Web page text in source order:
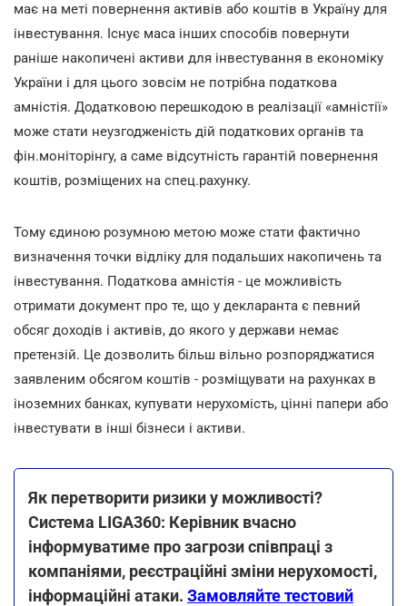
має на меті повернення активів або коштів в Україну для
інвестування. Існує маса інших способів повернути
раніше накопичені активи для інвестування в економіку
України і для цього зовсім не потрібна податкова
амністія. Додатковою перешкодою в реалізації «амністії»
може стати неузгодженість дій податкових органів та
фін.моніторінгу, а саме відсутність гарантій повернення
коштів, розміщених на спец.рахунку.
Тому єдиною розумною метою може стати фактично
визначення точки відліку для подальших накопичень та
інвестування. Податкова амністія - це можливість
отримати документ про те, що у декларанта є певний
обсяг доходів і активів, до якого у держави немає
претензій. Це дозволить більш вільно розпоряджатися
заявленим обсягом коштів - розміщувати на рахунках в
іноземних банках, купувати нерухомість, цінні папери або
інвестувати в інші бізнеси і активи.
Як перетворити ризики у можливості?
Система LIGA360: Керівник вчасно
інформуватиме про загрози співпраці з
компаніями, реєстраційні зміни нерухомості,
інформаційні атаки. Замовляйте тестовий